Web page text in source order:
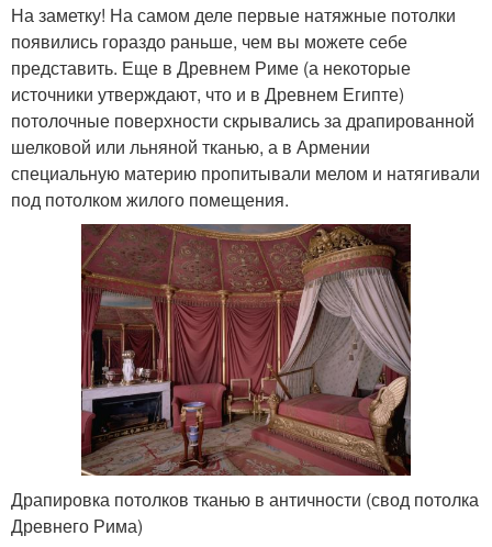
На заметку! На самом деле первые натяжные потолки
появились гораздо раньше, чем вы можете себе
представить. Еще в Древнем Риме (а некоторые
источники утверждают, что и в Древнем Египте)
потолочные поверхности скрывались за драпированной
шелковой или льняной тканью, а в Армении
специальную материю пропитывали мелом и натягивали
под потолком жилого помещения.
Драпировка потолков тканью в античности (свод потолка
Древнего Рима)